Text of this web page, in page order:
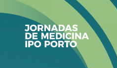
content